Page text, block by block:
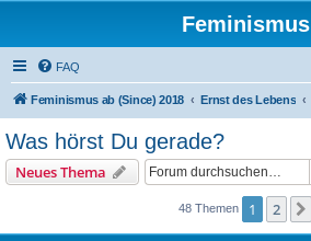
Feminismus
FAQ
Feminismus ab (Since) 2018 Ernst des Lebens
Was hörst Du gerade?
Neues Thema
48 Themen 1 2